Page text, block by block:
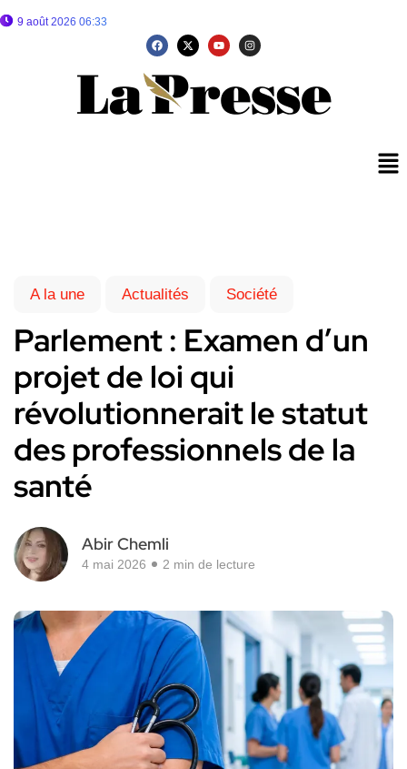
9 août 2026 06:33
A la une Actualités Société
Parlement : Examen d’un
projet de loi qui
révolutionnerait le statut
des professionnels de la
santé
Abir Chemli
4 mai 2026 2 min de lecture